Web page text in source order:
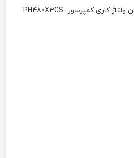
کمپرسور 30000BTU/H روتاری جی ام سی سی PH480X3CS-4MU1 یک کمپرسور با کیفیت بالا که با گاز مبرد R22 کار می کند و مناسب برای سیستم های برودتی می باشد .همچنین ولتاژ کاری کمپرسور PH480X3CS-